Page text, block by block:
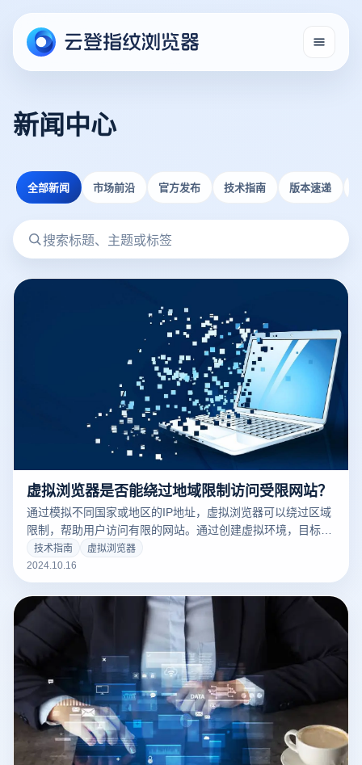
新闻中心
全部新闻 市场前沿 官方发布 技术指南 版本速递
虚拟浏览器是否能绕过地域限制访问受限网站？
通过模拟不同国家或地区的IP地址，虚拟浏览器可以绕过区域
限制，帮助用户访问有限的网站。通过创建虚拟环境，目标网
站误认为客户来自允许访问的地区，然后突破地理屏障，特别
适合跨境电子商务、外贸业务和内容创作者需要全球浏览资源
的场景。
技术指南
虚拟浏览器
2024.10.16